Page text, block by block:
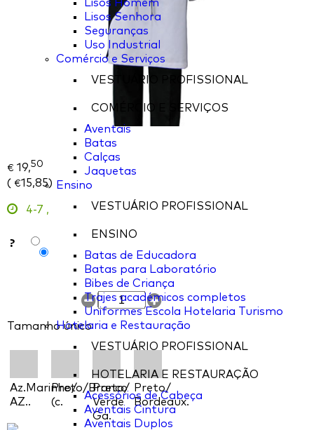
Lisos Homem
Lisos Senhora
Seguranças
Uso Industrial
Comércio e Serviços
VESTUÁRIO PROFISSIONAL
COMÉRCIO E SERVIÇOS
Aventais
Batas
Calças
Jaquetas
Ensino
VESTUÁRIO PROFISSIONAL
ENSINO
Batas de Educadora
Batas para Laboratório
Bibes de Criança
Trajes académicos completos
Uniformes Escola Hotelaria Turismo
Hotelaria e Restauração
VESTUÁRIO PROFISSIONAL
HOTELARIA E RESTAURAÇÃO
Acessórios de Cabeça
Aventais Cintura
Aventais Duplos
€ 19,50
( €15,85)
4-7 ,
?
Tamanho único
Az.Marinho/
AZ..
Preto/Branco
(c.
Preto/
Verde
Ga.
Preto/
Bordeaux.